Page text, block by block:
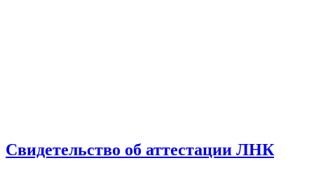
Свидетельство об аттестации ЛНК